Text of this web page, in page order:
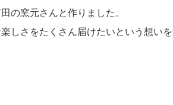
の窯元さんと作りました。
しさをたくさん届けたいという想いを